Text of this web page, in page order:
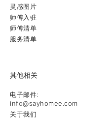
灵感图片
师傅入驻
师傅清单
服务清单
其他相关
电子邮件:
info@sayhomee.com
关于我们